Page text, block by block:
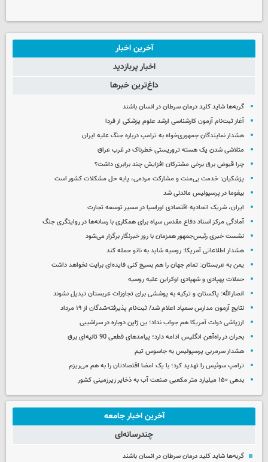
آخرین اخبار
اخبار پربازدید
داغ‌ترین خبرها
گربه‌ها شاید کلید درمان سرطان در انسان باشند
آغاز ثبت‌نام‌ آزمون کارشناسی ارشد علوم پزشکی از فردا
هشدار نمایندگان جمهوری‌خواه به ترامپ درباره جنگ علیه ایران
متلاشی شدن یک هسته تروریستی خطرناک در غرب عراق
چرا قبوض برق برخی مشترکان افزایش چند برابری داشت؟
پزشکیان: خدمت بی‌منت و مشارکت مردمی، پایه حل مشکلات کشور است
بیفوما در پرسپولیس ماندنی شد
ایران، شریک اتحادیه اقتصادی اوراسیا در مسیر توسعه تجارت
آمادگی مرکز اسناد دفاع مقدس سپاه برای همکاری با رسانه‌ها در روایتگری جنگ
نشست خبری رئیس‌جمهور همزمان با روز خبرنگار برگزار می‌شود
هشدار اطلاعاتی آمریکا: روسیه شاید به ناتو حمله کند
یمن به عربستان: تمام جهان را هم بسیج کنی فایده‌ای برایت نخواهد داشت
حملات پهپادی و شهپادی اوکراین علیه روسیه
انصارالله: پاکستان و ترکیه به پوششی برای تجاوزات عربستان تبدیل نشوند
نتایج آزمون مدارس سمپاد اعلام شد/ ثبت‌نام پذیرفته‌شدگان از ۱۹ مرداد
ارزپاشی دولت آمریکا هم جواب نداد؛ ین ژاپن دوباره در سراشیبی
بحران در راه‌آهن انگلیس ادامه دارد؛ پیامدهای قطعی 90 ثانیه‌ای برق
هشدار سرمربی پرسپولیس به جاسوس تیم
ترامپ سوئیس را تهدید کرد؛ با یک امضا اقتصادتان را به هم می‌ریزم
بدهی ۱۵۰ میلیارد متر مکعبی صنعت آب به ذخایر زیرزمینی کشور
آخرین اخبار جامعه
چندرسانه‌ای
گربه‌ها شاید کلید درمان سرطان در انسان باشند